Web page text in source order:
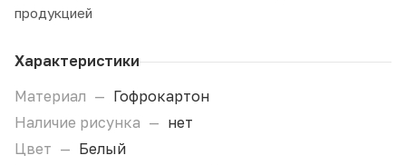
продукцией
Характеристики
Материал — Гофрокартон
Наличие рисунка — нет
Цвет — Белый